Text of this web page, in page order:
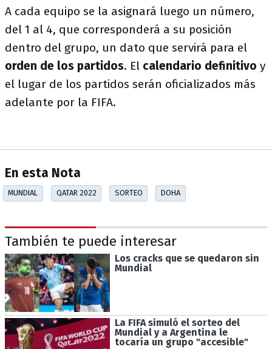
A cada equipo se la asignará luego un número,
del 1 al 4, que corresponderá a su posición
dentro del grupo, un dato que servirá para el
orden de los partidos. El calendario definitivo y
el lugar de los partidos serán oficializados más
adelante por la FIFA.
En esta Nota
MUNDIAL QATAR 2022 SORTEO DOHA
También te puede interesar
Los cracks que se quedaron sin
Mundial
La FIFA simuló el sorteo del
Mundial y a Argentina le
tocaría un grupo "accesible"